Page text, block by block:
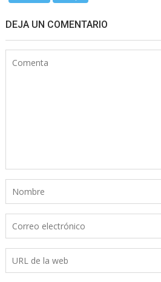
DEJA UN COMENTARIO